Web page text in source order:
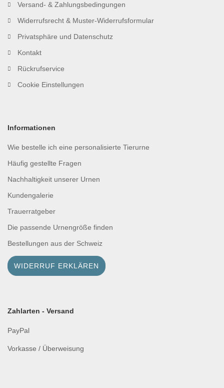
Versand- & Zahlungsbedingungen
Widerrufsrecht & Muster-Widerrufsformular
Privatsphäre und Datenschutz
Kontakt
Rückrufservice
Cookie Einstellungen
Informationen
Wie bestelle ich eine personalisierte Tierurne
Häufig gestellte Fragen
Nachhaltigkeit unserer Urnen
Kundengalerie
Trauerratgeber
Die passende Urnengröße finden
Bestellungen aus der Schweiz
WIDERRUF ERKLÄREN
Zahlarten - Versand
PayPal
Vorkasse / Überweisung